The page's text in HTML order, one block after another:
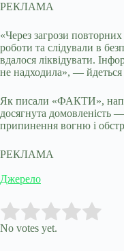
РЕКЛАМА
«Через загрози
роботи та слідували в
вдалося ліквідувати.
не надходила», — йдеться
Як писали «ФАКТИ»,
досягнута домовленість
припинення вогню і
РЕКЛАМА
Джерело
Rate this item:
No votes yet.